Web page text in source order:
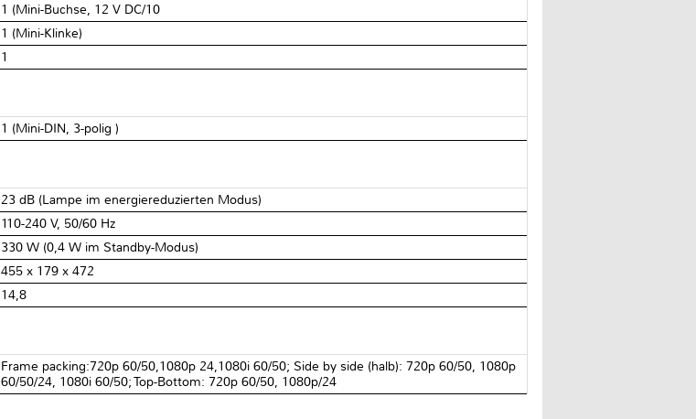
1 (Mini-Buchse, 12 V DC/10
1 (Mini-Klinke)
1
1 (Mini-DIN, 3-polig )
23 dB (Lampe im energiereduzierten Modus)
110-240 V, 50/60 Hz
330 W (0,4 W im Standby-Modus)
455 x 179 x 472
14,8
Frame packing:720p 60/50,1080p 24,1080i 60/50; Side by side (halb): 720p 60/50, 1080p
60/50/24, 1080i 60/50; Top-Bottom: 720p 60/50, 1080p/24